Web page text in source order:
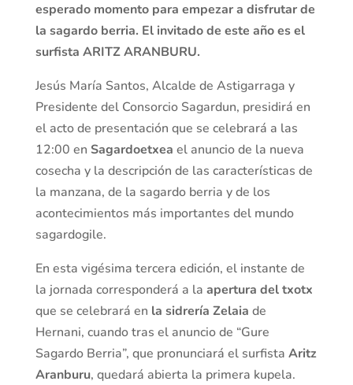
esperado momento para empezar a disfrutar de
la sagardo berria. El invitado de este año es el
surfista ARITZ ARANBURU.
Jesús María Santos, Alcalde de Astigarraga y
Presidente del Consorcio Sagardun, presidirá en
el acto de presentación que se celebrará a las
12:00 en Sagardoetxea el anuncio de la nueva
cosecha y la descripción de las características de
la manzana, de la sagardo berria y de los
acontecimientos más importantes del mundo
sagardogile.
En esta vigésima tercera edición, el instante de
la jornada corresponderá a la apertura del txotx
que se celebrará en la sidrería Zelaia de
Hernani, cuando tras el anuncio de “Gure
Sagardo Berria”, que pronunciará el surfista Aritz
Aranburu, quedará abierta la primera kupela.